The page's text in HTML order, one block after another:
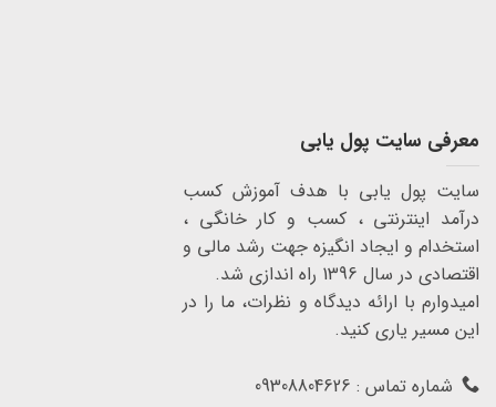
معرفی سایت پول یابی
سایت پول یابی با هدف آموزش کسب
درآمد اینترنتی ، کسب و کار خانگی ،
استخدام و ایجاد انگیزه جهت رشد مالی و
اقتصادی در سال 1396 راه اندازی شد.
امیدوارم با ارائه دیدگاه و نظرات، ما را در
این مسیر یاری کنید.
شماره تماس : 09308804626